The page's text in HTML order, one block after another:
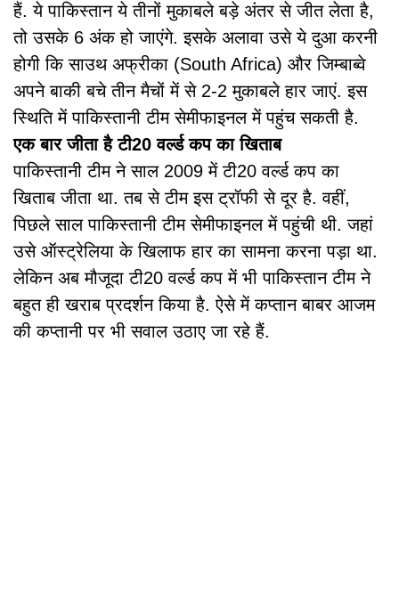
हैं. ये पाकिस्तान ये तीनों मुकाबले बड़े अंतर से जीत लेता है,
तो उसके 6 अंक हो जाएंगे. इसके अलावा उसे ये दुआ करनी
होगी कि साउथ अफ्रीका (South Africa) और जिम्बाब्वे
अपने बाकी बचे तीन मैचों में से 2-2 मुकाबले हार जाएं. इस
स्थिति में पाकिस्तानी टीम सेमीफाइनल में पहुंच सकती है.
एक बार जीता है टी20 वर्ल्ड कप का खिताब
पाकिस्तानी टीम ने साल 2009 में टी20 वर्ल्ड कप का
खिताब जीता था. तब से टीम इस ट्रॉफी से दूर है. वहीं,
पिछले साल पाकिस्तानी टीम सेमीफाइनल में पहुंची थी. जहां
उसे ऑस्ट्रेलिया के खिलाफ हार का सामना करना पड़ा था.
लेकिन अब मौजूदा टी20 वर्ल्ड कप में भी पाकिस्तान टीम ने
बहुत ही खराब प्रदर्शन किया है. ऐसे में कप्तान बाबर आजम
की कप्तानी पर भी सवाल उठाए जा रहे हैं.